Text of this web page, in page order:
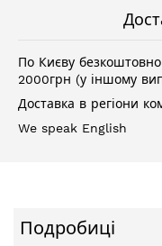
По Києву
2000грн (у іншому
Доставка в регіони
We speak English
Подробиці